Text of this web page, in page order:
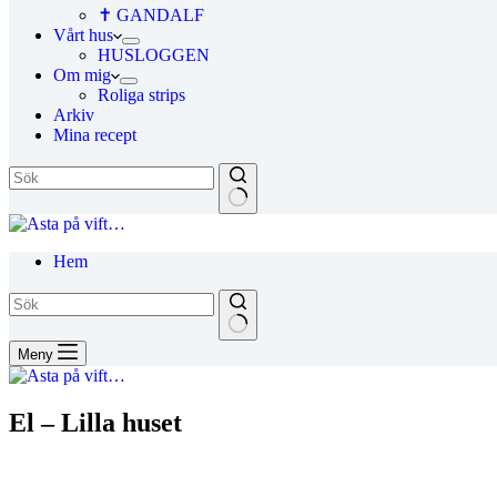
✝ GANDALF
Vårt hus
HUSLOGGEN
Om mig
Roliga strips
Arkiv
Mina recept
Hem
Meny
El – Lilla huset